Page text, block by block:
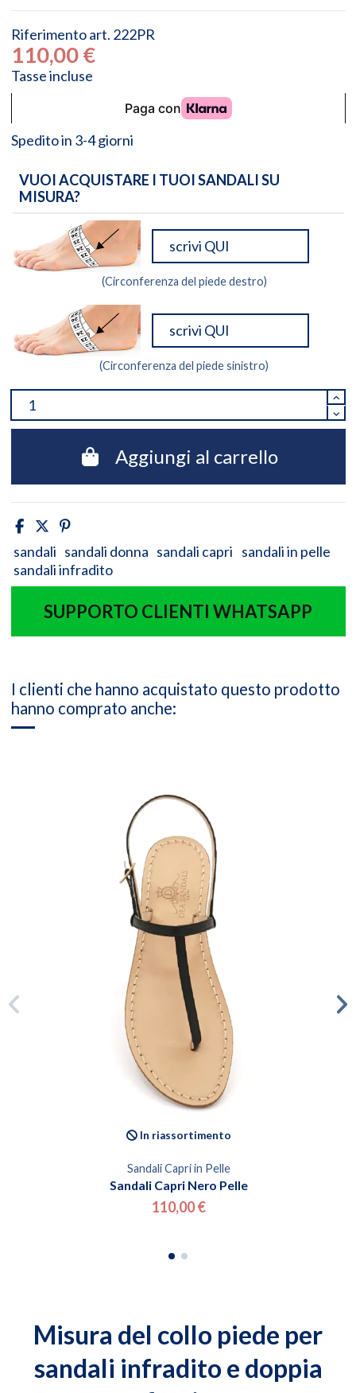
Riferimento art. 222PR
110,00 €
Tasse incluse
Spedito in 3-4 giorni
VUOI ACQUISTARE I TUOI SANDALI SU
MISURA?
(Circonferenza del piede destro)
(Circonferenza del piede sinistro)
Aggiungi al carrello
sandali sandali donna sandali capri sandali in pelle
sandali infradito
SUPPORTO CLIENTI WHATSAPP
I clienti che hanno acquistato questo prodotto
hanno comprato anche:
In riassortimento
Sandali Capri in Pelle
Sandali Capri Nero Pelle
110,00 €
Misura del collo piede per
sandali infradito e doppia